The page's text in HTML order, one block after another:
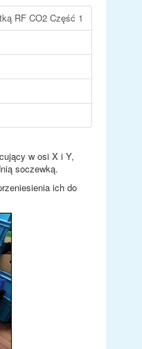
RF CO2 Część 1
w osi X i Y,
soczewką.
ich do